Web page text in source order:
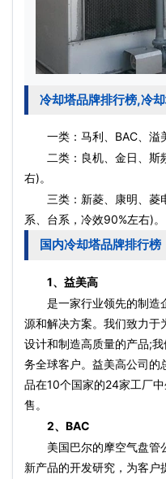
冷却塔品牌排行榜,冷
一类：马利、BAC、溢
二类：良机、金日、斯
右)。
三类：新菱、康明、菱
系、台系，冷效90%左右)。
国内冷却塔品牌排行榜
1、益美高
是一家行业领先的制造
源和解决方案。我们致力于
设计和制造高质量的产品;
务全球客户。益美高公司的
品在10个国家的24家工厂
售。
2、BAC
美国巴尔的摩空气盘管
新产品的开发研究，为客